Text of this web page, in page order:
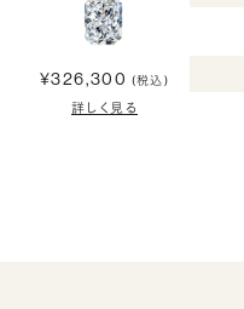
¥326,300 (税込)
詳しく見る